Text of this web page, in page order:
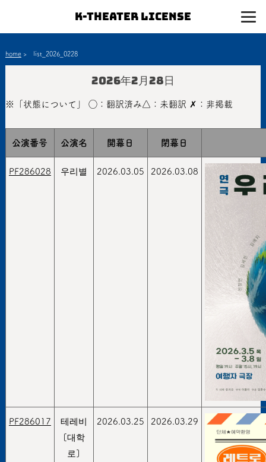
K-Theater License
home> list_2026_0228
2026年2月28日
※「状態について」 ◯：翻訳済み△：未翻訳 ✗：非掲載
公演番号 公演名 開幕日 閉幕日
PF286028 우리별 2026.03.05 2026.03.08
PF286017
테레비
[대학
로]
2026.03.25 2026.03.29